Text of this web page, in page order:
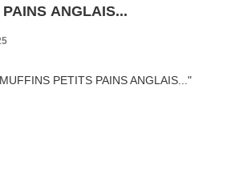
ANGLAIS...